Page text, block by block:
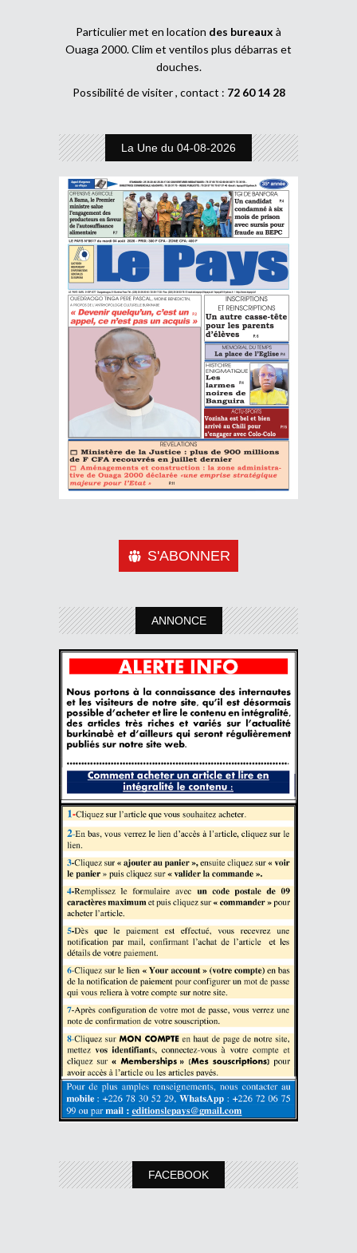
Particulier met en location des bureaux à
Ouaga 2000. Clim et ventilos plus débarras et
douches.
Possibilité de visiter , contact : 72 60 14 28
La Une du 04-08-2026
S'ABONNER
ANNONCE
FACEBOOK